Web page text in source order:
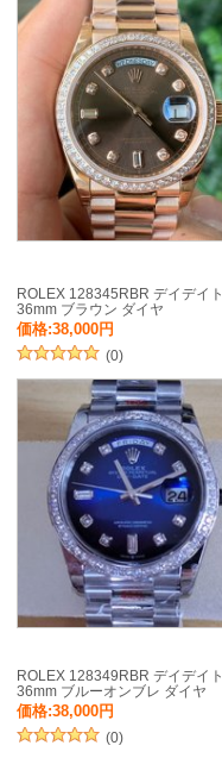
ROLEX 128345RBR デイデイト
36mm ブラウン ダイヤ
価格:38,000円
(0)
ROLEX 128349RBR デイデイト
36mm ブルーオンブレ ダイヤ
価格:38,000円
(0)